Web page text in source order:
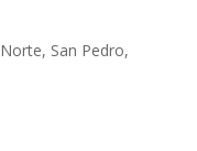
Norte, San Pedro,